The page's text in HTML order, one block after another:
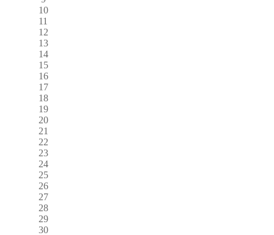
10
11
12
13
14
15
16
17
18
19
20
21
22
23
24
25
26
27
28
29
30